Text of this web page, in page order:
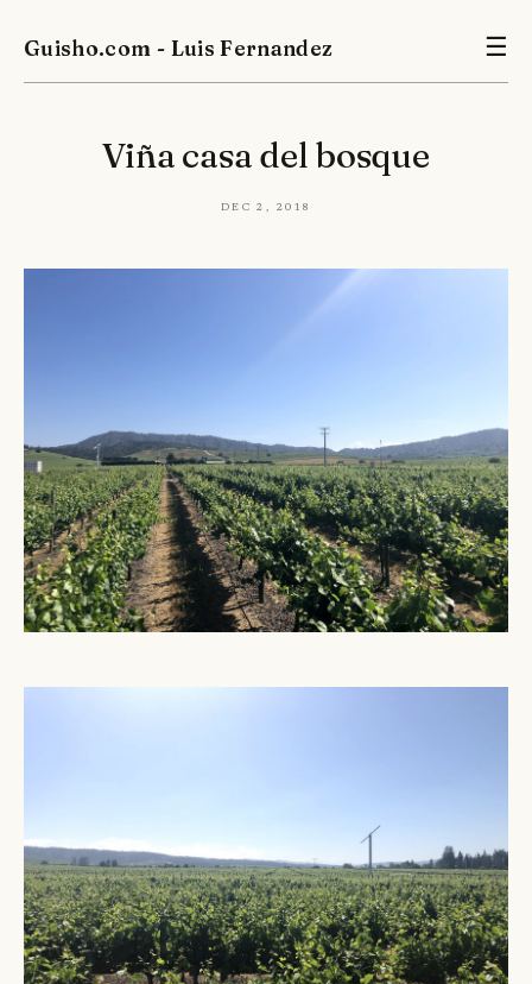
Guisho.com - Luis Fernandez ☰
Viña casa del bosque
Dec 2, 2018